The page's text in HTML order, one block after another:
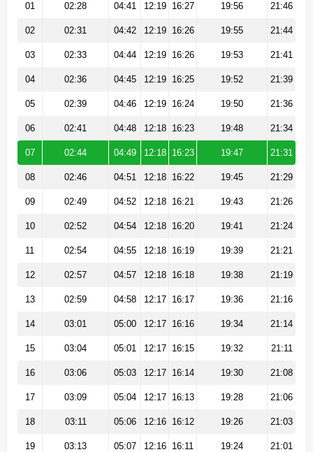
01 02:28 04:41 12:19 16:27 19:56 21:46
02 02:31 04:42 12:19 16:26 19:55 21:44
03 02:33 04:44 12:19 16:26 19:53 21:41
04 02:36 04:45 12:19 16:25 19:52 21:39
05 02:39 04:46 12:19 16:24 19:50 21:36
06 02:41 04:48 12:18 16:23 19:48 21:34
07 02:44 04:49 12:18 16:23 19:47 21:31
08 02:46 04:51 12:18 16:22 19:45 21:29
09 02:49 04:52 12:18 16:21 19:43 21:26
10 02:52 04:54 12:18 16:20 19:41 21:24
11 02:54 04:55 12:18 16:19 19:39 21:21
12 02:57 04:57 12:18 16:18 19:38 21:19
13 02:59 04:58 12:17 16:17 19:36 21:16
14 03:01 05:00 12:17 16:16 19:34 21:14
15 03:04 05:01 12:17 16:15 19:32 21:11
16 03:06 05:03 12:17 16:14 19:30 21:08
17 03:09 05:04 12:17 16:13 19:28 21:06
18 03:11 05:06 12:16 16:12 19:26 21:03
19 03:13 05:07 12:16 16:11 19:24 21:01